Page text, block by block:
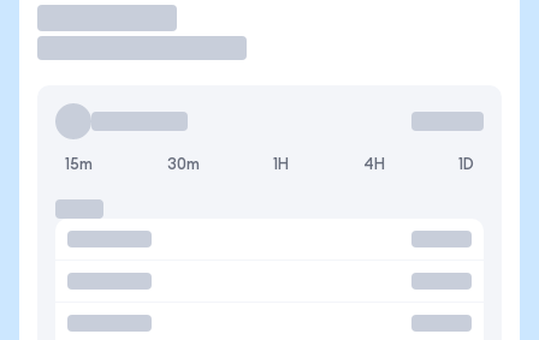
15m 30m 1H 4H 1D